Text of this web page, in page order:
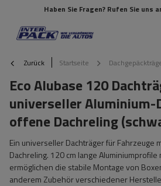
Haben Sie Fragen? Rufen Sie uns
Zurück Startseite
Eco Alubase 120
universeller
offene Dachreling
Ein universeller Dachträger für Fahrzeuge
Dachreling. 120 cm lange Aluminiumprofile
ermöglichen die stabile Montage von
anderem Zubehör verschiedener